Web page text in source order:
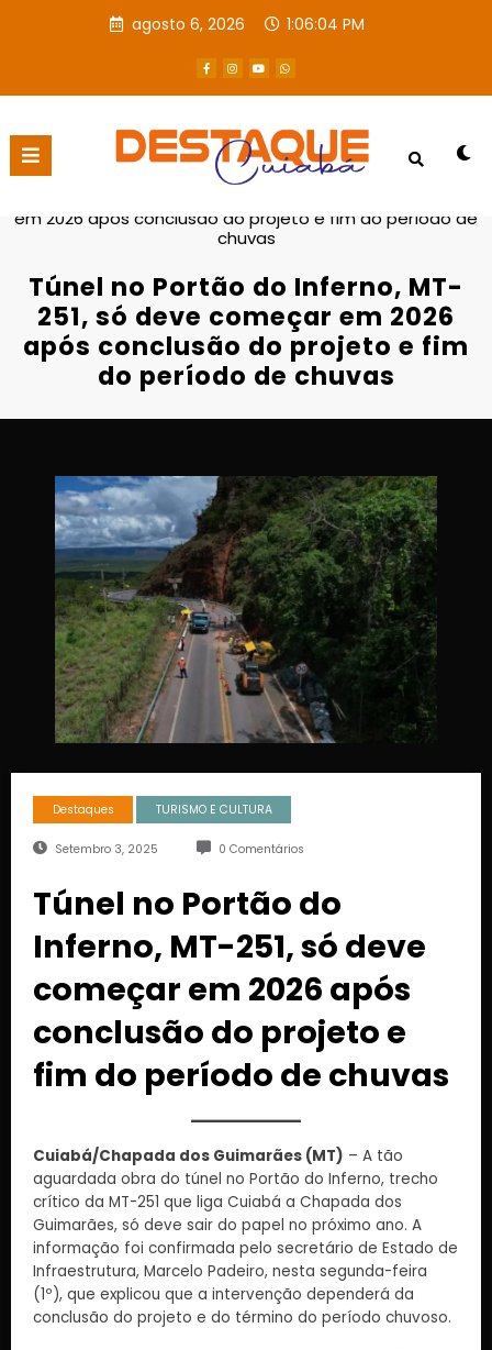
agosto 6, 2026 1:06:05 PM
Página inicial
Destaques
em 2026 após conclusão do projeto e fim do período de
chuvas
Túnel no Portão do Inferno, MT-
251, só deve começar em 2026
após conclusão do projeto e fim
do período de chuvas
Destaques TURISMO E CULTURA
Setembro 3, 2025 0 Comentários
Túnel no Portão do
Inferno, MT-251, só deve
começar em 2026 após
conclusão do projeto e
fim do período de chuvas
Cuiabá/Chapada dos Guimarães (MT) – A tão
aguardada obra do túnel no Portão do Inferno, trecho
crítico da MT-251 que liga Cuiabá a Chapada dos
Guimarães, só deve sair do papel no próximo ano. A
informação foi confirmada pelo secretário de Estado de
Infraestrutura, Marcelo Padeiro, nesta segunda-feira
(1º), que explicou que a intervenção dependerá da
conclusão do projeto e do término do período chuvoso.